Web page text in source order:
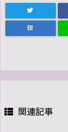
B!
関連記事